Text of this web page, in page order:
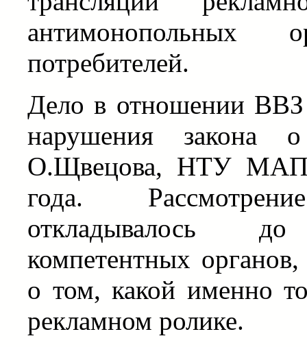
антимонопольных
потребителей.
Дело в отношении
нарушения закона
О.Щвецова, НТУ МАП
года.
откладывалось
компетентных
о том, какой именно
рекламном ролике.